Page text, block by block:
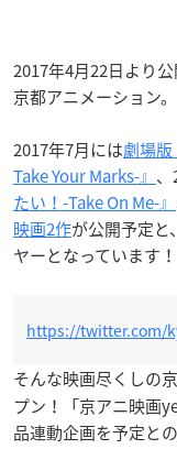
2017年4月22日より
京都アニメーション。
2017年7月には劇場版
Take Your Marks-』
たい！-Take On Me-』
映画2作が公開予定と
ヤーとなっています！
https://twitter.com/
そんな映画尽くしの
プン！「京アニ映画
品連動企画を予定と